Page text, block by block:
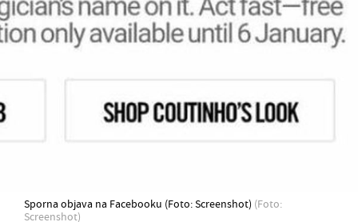
Sporna objava na Facebooku (Foto: Screenshot) (Foto:
Screenshot)